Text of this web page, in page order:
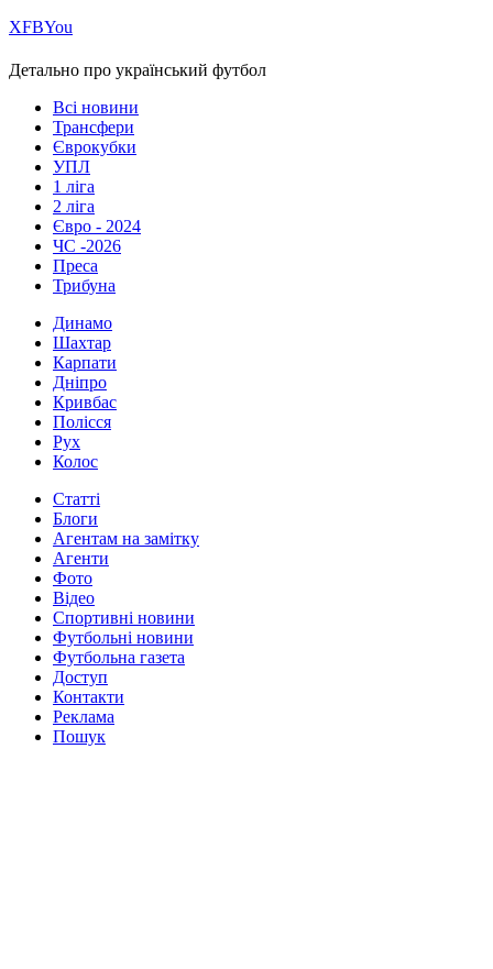
ХFBYou
Детально про український футбол
Всі новини
Трансфери
Єврокубки
УПЛ
1 ліга
2 ліга
Євро - 2024
ЧС -2026
Преса
Трибуна
Динамо
Шахтар
Карпати
Дніпро
Кривбас
Полісся
Рух
Колос
Статті
Блоги
Агентам на замітку
Агенти
Фото
Відео
Спортивні новини
Футбольні новини
Футбольна газета
Доступ
Контакти
Реклама
Пошук